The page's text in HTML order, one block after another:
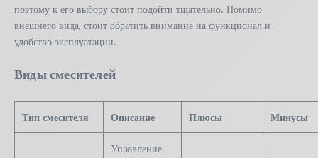
поэтому к его выбору стоит подойти тщательно. Помимо
внешнего вида, стоит обратить внимание на функционал и
удобство эксплуатации.
Виды смесителей
Тип смесителя Описание Плюсы Минусы
Управление